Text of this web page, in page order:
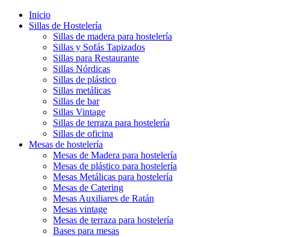
Inicio
Sillas de Hostelería
Sillas de madera para hostelería
Sillas y Sofás Tapizados
Sillas para Restaurante
Sillas Nórdicas
Sillas de plástico
Sillas metálicas
Sillas de bar
Sillas Vintage
Sillas de terraza para hostelería
Sillas de oficina
Mesas de hostelería
Mesas de Madera para hostelería
Mesas de plástico para hostelería
Mesas Metálicas para hostelería
Mesas de Catering
Mesas Auxiliares de Ratán
Mesas vintage
Mesas de terraza para hostelería
Bases para mesas